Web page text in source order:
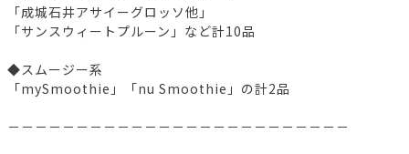
「成城石井アサイーグロッソ他」
「サンスウィートプルーン」など計10品
◆スムージー系
「mySmoothie」「nu Smoothie」の計2品
－－－－－－－－－－－－－－－－－－－－－－－－－